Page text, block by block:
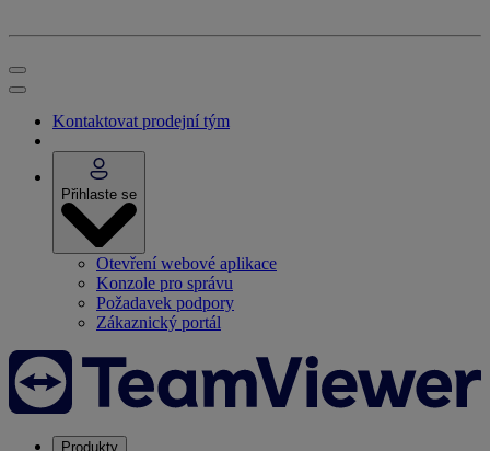
Kontaktovat prodejní tým
Přihlaste se
Otevření webové aplikace
Konzole pro správu
Požadavek podpory
Zákaznický portál
Produkty